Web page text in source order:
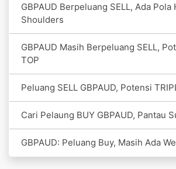
GBPAUD Berpeluang SELL, Ada Pola
Shoulders
GBPAUD Masih Berpeluang SELL,
TOP
Peluang SELL GBPAUD, Potensi
Cari Pelaung BUY GBPAUD, Pantau
GBPAUD: Peluang Buy, Masih Ada